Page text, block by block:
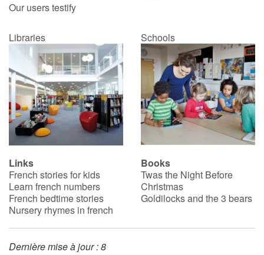
Our users testify
Libraries Schools
Links
French stories for kids
Learn french numbers
French bedtime stories
Nursery rhymes in french
Books
Twas the Night Before
Christmas
Goldilocks and the 3 bears
Dernière mise à jour : 8